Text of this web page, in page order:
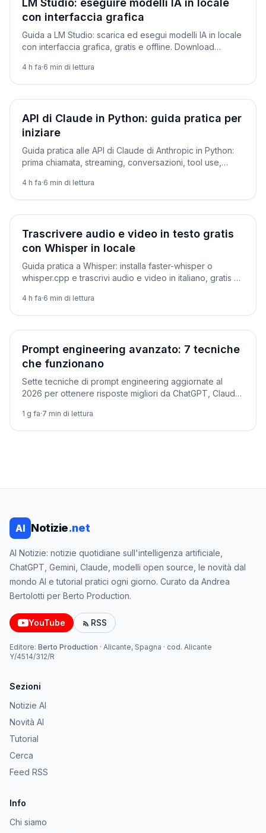
LM Studio: eseguire modelli IA in locale
con interfaccia grafica
Guida a LM Studio: scarica ed esegui modelli IA in locale
con interfaccia grafica, gratis e offline. Download
API.
4 h fa·6 min di lettura
Tutorial
API di Claude in Python: guida pratica per
iniziare
Guida pratica alle API di Claude di Anthropic in Python:
prima chiamata, streaming, conversazioni, tool use,
aggiornati.
4 h fa·6 min di lettura
Tutorial
Trascrivere audio e video in testo gratis
con Whisper in locale
Guida pratica a Whisper: installa faster-whisper o
whisper.cpp e trascrivi audio e video in italiano, gratis e
comuni.
4 h fa·6 min di lettura
Tutorial
Prompt engineering avanzato: 7 tecniche
che funzionano
Sette tecniche di prompt engineering aggiornate al
2026 per ottenere risposte migliori da ChatGPT, Claude
1 g fa·7 min di lettura
AI Notizie.net
AI Notizie: notizie quotidiane sull'intelligenza artificiale,
ChatGPT, Gemini, Claude, modelli open source, le novità dal
mondo AI e tutorial pratici ogni giorno. Curato da Andrea
Bertolotti per Berto Production.
YouTube RSS
Editore: Berto Production · Alicante, Spagna · cod. Alicante
Y/4514/312/R
Sezioni
Notizie AI
Novità AI
Tutorial
Cerca
Feed RSS
Info
Chi siamo